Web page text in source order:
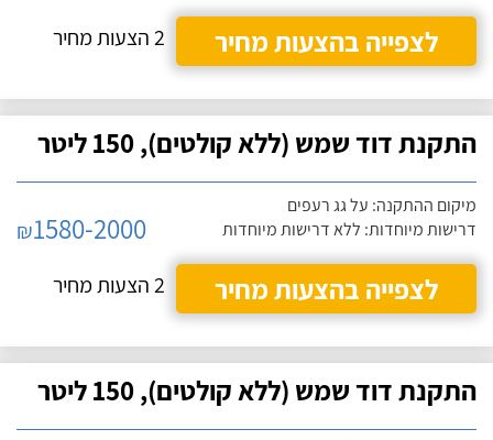
לצפייה בהצעות מחיר
2 הצעות מחיר
התקנת דוד שמש (ללא קולטים), 150 ליטר
מיקום ההתקנה: על גג רעפים
דרישות מיוחדות: ללא דרישות מיוחדות
₪1580-2000
לצפייה בהצעות מחיר
2 הצעות מחיר
התקנת דוד שמש (ללא קולטים), 150 ליטר